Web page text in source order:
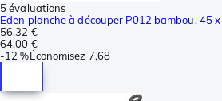
5 évaluations
Eden planche à découper P012 bambou, 45
56,32 €
64,00 €
-12 %Économisez 7,68